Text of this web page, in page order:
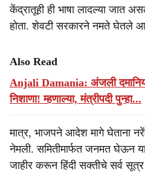
केंद्रातूही ही भाषा लादल्या जात
होता. शेवटी सरकारने नमते घेतले
Also Read
Anjali Damania: अंजली
निशाणा! म्हणाल्या, मंत्रीपदी पुन्हा...
मात्र, भाजपने आदेश मागे घेताना
नेमली. समितीमार्फत जनमत घेऊन
जाहीर करून हिंदी सक्तीचे सर्व